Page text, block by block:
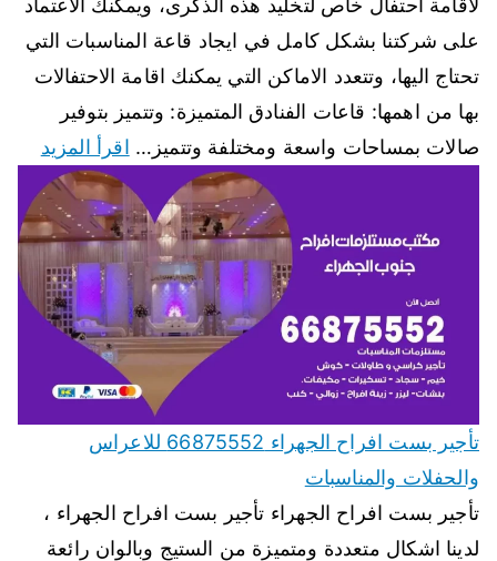
لاقامة احتفال خاص لتخليد هذه الذكرى، ويمكنك الاعتماد
على شركتنا بشكل كامل في ايجاد قاعة المناسبات التي
تحتاج اليها، وتتعدد الاماكن التي يمكنك اقامة الاحتفالات
بها من اهمها: قاعات الفنادق المتميزة: وتتميز بتوفير
صالات بمساحات واسعة ومختلفة وتتميز… اقرأ المزيد
تأجير بست افراح الجهراء 66875552 للاعراس
والحفلات والمناسبات
تأجير بست افراح الجهراء تأجير بست افراح الجهراء ،
لدينا اشكال متعددة ومتميزة من الستيج وبالوان رائعة